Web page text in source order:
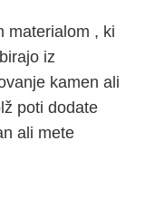
materialom , ki
iz
kamen ali
poti dodate
ali mete